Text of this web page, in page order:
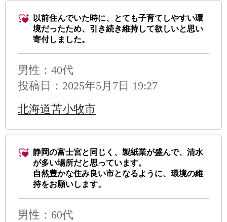
以前住んでいた時に、とても子育てしやすい環
境だったため、引き続き維持して欲しいと思い
寄付しました。
男性 ：40代
投稿日：2025年5月7日 19:27
北海道苫小牧市
静岡の富士宮と同じく、製紙業が盛んで、清水
が多い場所だと思っています。
自然豊かな住み良い市となるように、環境の維
持をお願いします。
男性 ：60代